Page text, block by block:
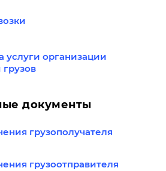
услуги организации
грузов
документы
грузополучателя
грузоотправителя